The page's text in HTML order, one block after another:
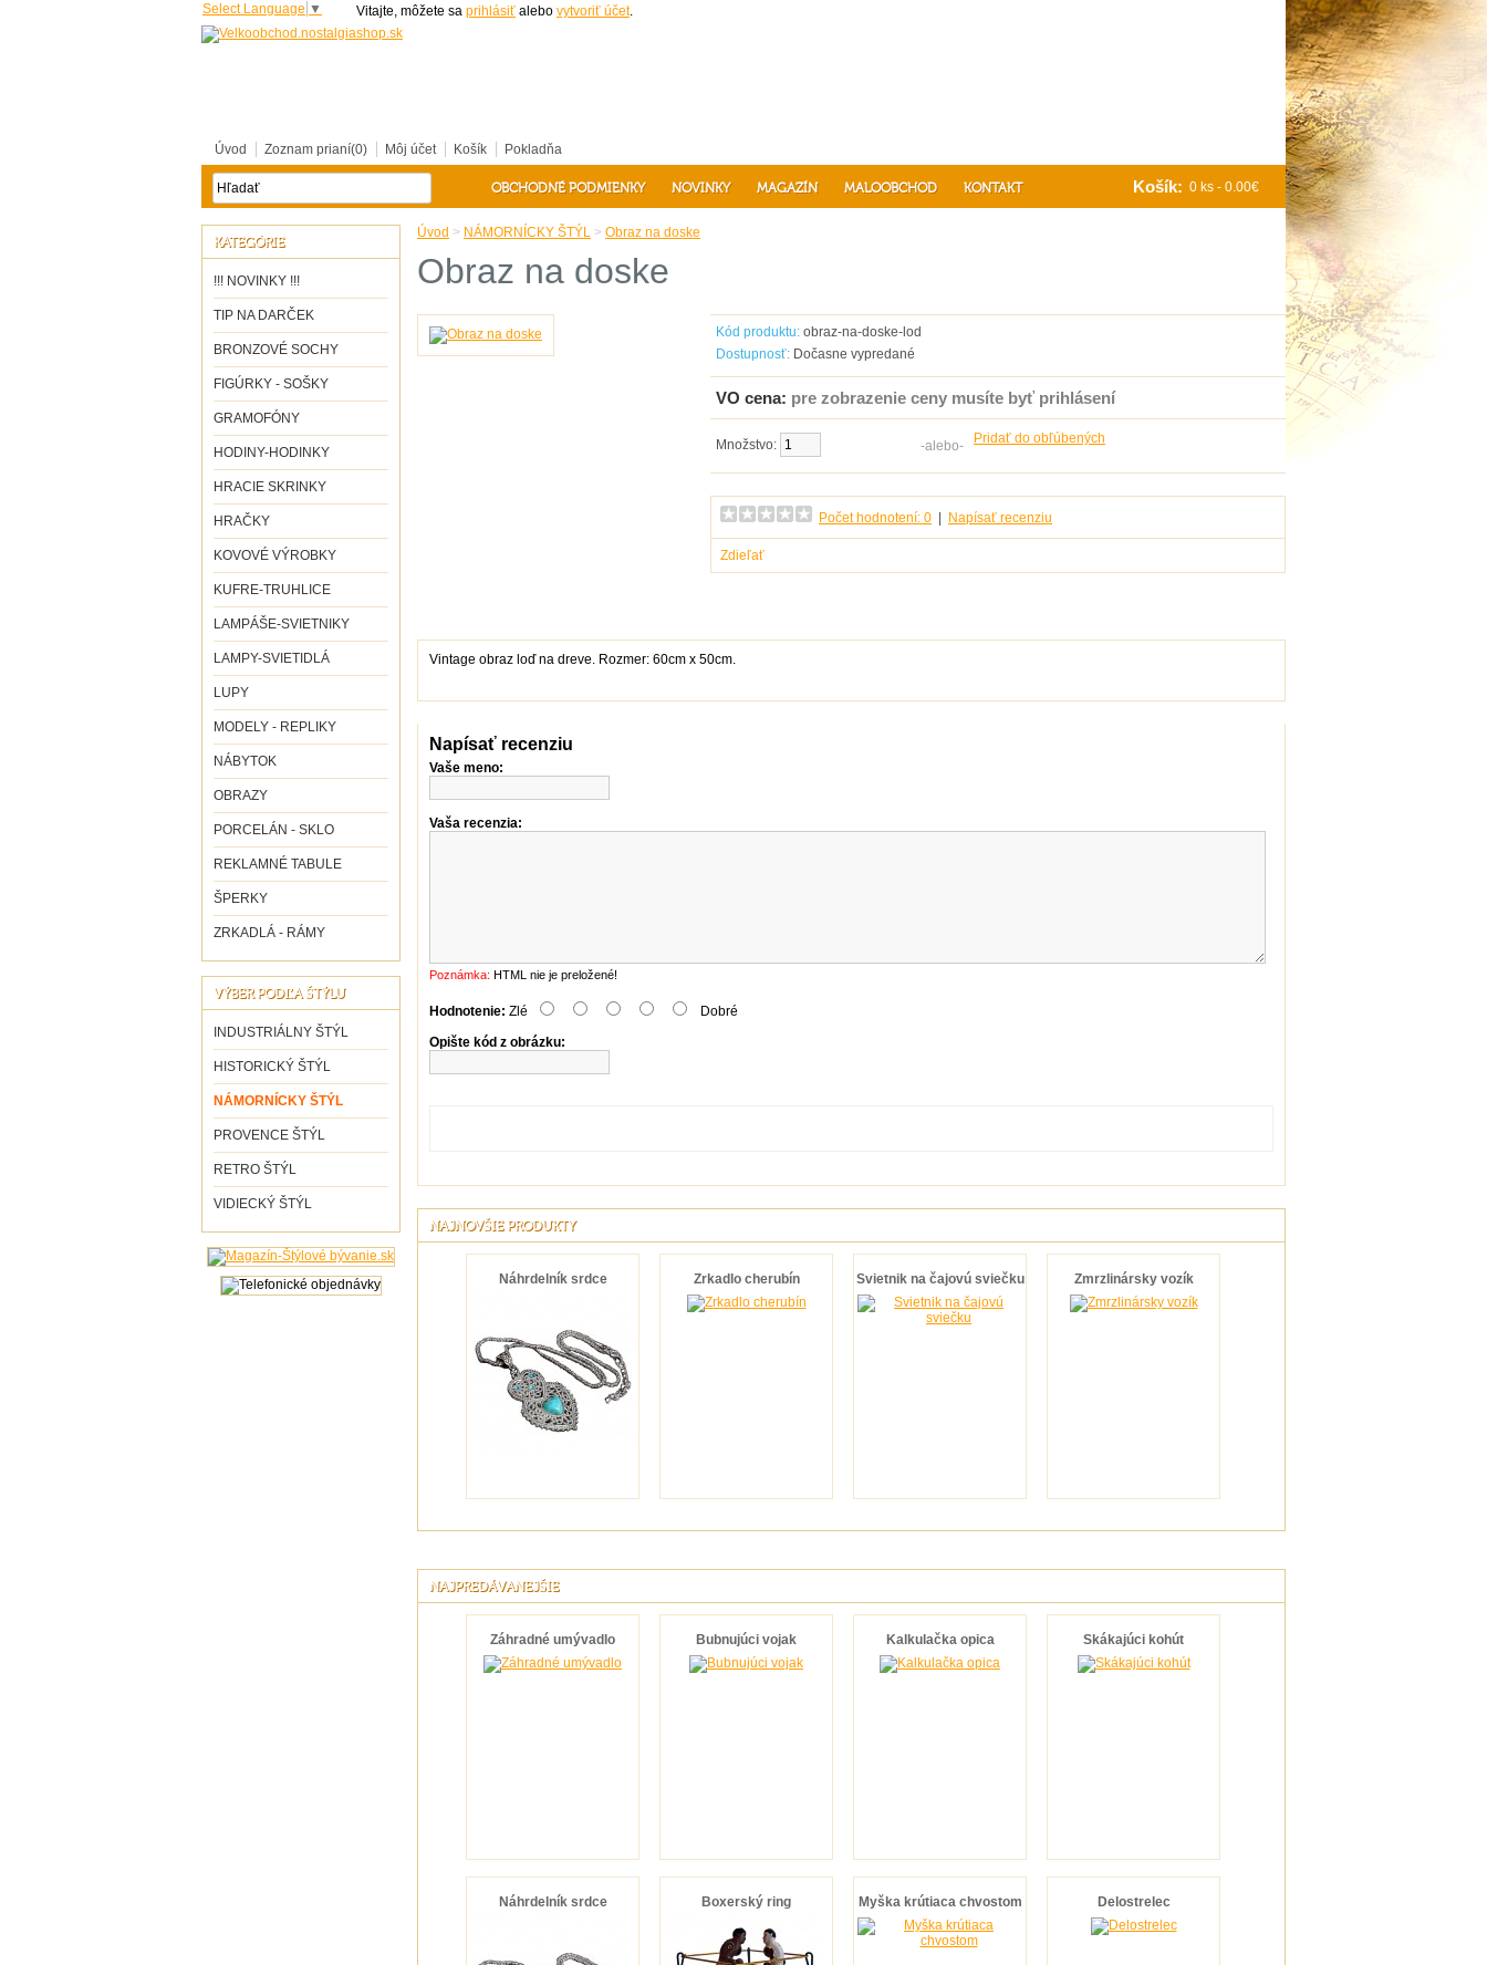
Košík: 0 ks - 0.00€
Select Language ▼ Vitajte, môžete sa prihlásiť alebo vytvoriť účet.
Úvod Zoznam prianí(0) Môj účet Košík Pokladňa
OBCHODNÉ PODMIENKY NOVINKY MAGAZÍN MALOOBCHOD KONTAKT
KATEGÓRIE
!!! NOVINKY !!!
TIP NA DARČEK
BRONZOVÉ SOCHY
FIGÚRKY - SOŠKY
GRAMOFÓNY
HODINY-HODINKY
HRACIE SKRINKY
HRAČKY
KOVOVÉ VÝROBKY
KUFRE-TRUHLICE
LAMPÁŠE-SVIETNIKY
LAMPY-SVIETIDLÁ
LUPY
MODELY - REPLIKY
NÁBYTOK
OBRAZY
PORCELÁN - SKLO
REKLAMNÉ TABULE
ŠPERKY
ZRKADLÁ - RÁMY
VÝBER PODĽA ŠTÝLU
INDUSTRIÁLNY ŠTÝL
HISTORICKÝ ŠTÝL
NÁMORNÍCKY ŠTÝL
PROVENCE ŠTÝL
RETRO ŠTÝL
VIDIECKÝ ŠTÝL
Úvod > NÁMORNÍCKY ŠTÝL > Obraz na doske
Obraz na doske
Kód produktu: obraz-na-doske-lod
Dostupnosť: Dočasne vypredané
VO cena: pre zobrazenie ceny musíte byť prihlásení
Množstvo: -alebo- Pridať do obľúbených
Počet hodnotení: 0 Napísať recenziu
Zdieľať
Vintage obraz loď na dreve. Rozmer: 60cm x 50cm.
Napísať recenziu
Vaše meno:
Vaša recenzia:
Poznámka: HTML nie je preložené!
Hodnotenie: Zlé
Dobré
Opište kód z obrázku:
NAJNOVŠIE PRODUKTY
Náhrdelník srdce Zrkadlo cherubín Svietnik na čajovú sviečku Zmrzlinársky vozík
NAJPREDÁVANEJŠIE
Záhradné umývadlo Bubnujúci vojak Kalkulačka opica Skákajúci kohút
Náhrdelník srdce Boxerský ring Myška krútiaca chvostom Delostrelec